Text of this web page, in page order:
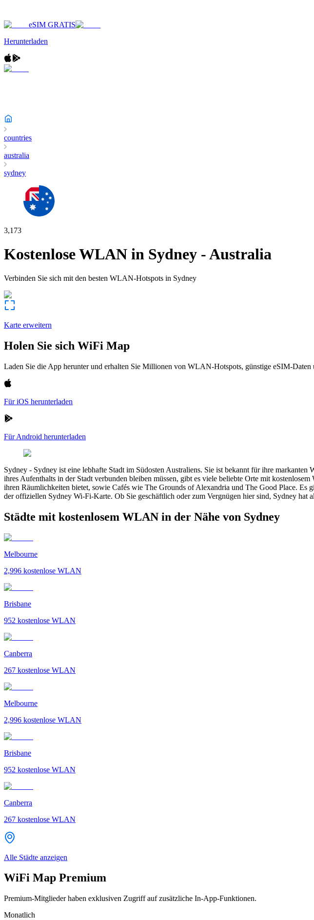
eSIM GRATIS
Herunterladen
countries
australia
sydney
3,173
Kostenlose WLAN in Sydney -Australia
Verbinden Sie sich mit den besten WLAN-Hotspots in Sydney
Karte erweitern
Holen Sie sich WiFi Map
Laden Sie die App herunter und erhalten Sie Millionen von WLAN-Hotspots, günstige eSIM-
Für iOS herunterladen
Für Android herunterladen
Sydney - Sydney ist eine lebhafte Stadt im Südosten Australiens. Sie ist bekannt für ihre
ihres Aufenthalts in der Stadt verbunden bleiben müssen, gibt es viele beliebte Orte mit
ihren Räumlichkeiten bietet, sowie Cafés wie The Grounds of Alexandria und The Good Place.
der offiziellen Sydney Wi-Fi-Karte. Ob Sie geschäftlich oder zum Vergnügen hier sind, Sydney hat
Städte mit kostenlosem WLAN in der Nähe von Sydney
Melbourne
2,996 kostenlose WLAN
Brisbane
952 kostenlose WLAN
Canberra
267 kostenlose WLAN
Melbourne
2,996 kostenlose WLAN
Brisbane
952 kostenlose WLAN
Canberra
267 kostenlose WLAN
Alle Städte anzeigen
WiFi Map Premium
Premium-Mitglieder haben exklusiven Zugriff auf zusätzliche In-App-Funktionen.
Monatlich